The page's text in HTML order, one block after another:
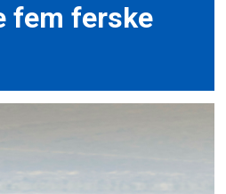
fem ferske